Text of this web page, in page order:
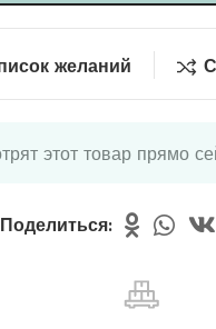
желаний
этот товар прямо
Поделиться: